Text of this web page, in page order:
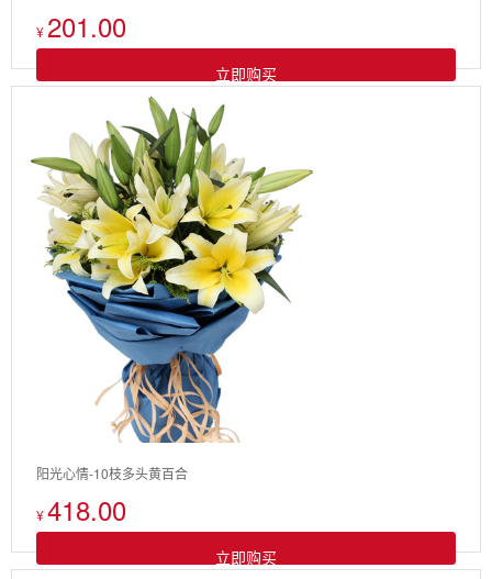
¥201.00
立即购买
阳光心情-10枝多头黄百合
¥418.00
立即购买